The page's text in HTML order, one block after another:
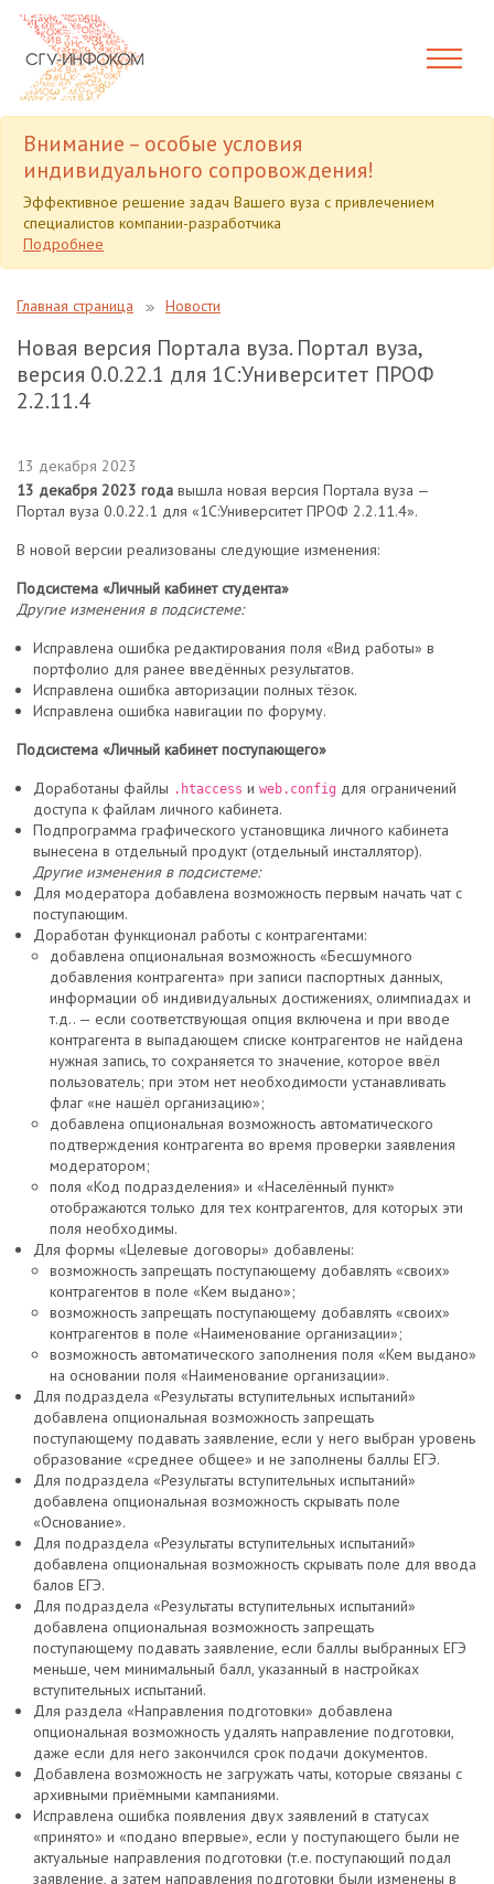
Внимание – особые условия
индивидуального сопровождения!
Эффективное решение задач Вашего вуза с привлечением
специалистов компании-разработчика
Подробнее
Главная страница Новости
Новая версия Портала вуза. Портал вуза,
версия 0.0.22.1 для 1С:Университет ПРОФ
2.2.11.4
13 декабря 2023
13 декабря 2023 года вышла новая версия Портала вуза —
Портал вуза 0.0.22.1 для «1С:Университет ПРОФ 2.2.11.4».
В новой версии реализованы следующие изменения:
Подсистема «Личный кабинет студента»
Другие изменения в подсистеме:
Исправлена ошибка редактирования поля «Вид работы» в
портфолио для ранее введённых результатов.
Исправлена ошибка авторизации полных тёзок.
Исправлена ошибка навигации по форуму.
Подсистема «Личный кабинет поступающего»
Доработаны файлы .htaccess и web.config для ограничений
доступа к файлам личного кабинета.
Подпрограмма графического установщика личного кабинета
вынесена в отдельный продукт (отдельный инсталлятор).
Другие изменения в подсистеме:
Для модератора добавлена возможность первым начать чат с
поступающим.
Доработан функционал работы с контрагентами:
добавлена опциональная возможность «Бесшумного
добавления контрагента» при записи паспортных данных,
информации об индивидуальных достижениях, олимпиадах и
т.д.. — если соответствующая опция включена и при вводе
контрагента в выпадающем списке контрагентов не найдена
нужная запись, то сохраняется то значение, которое ввёл
пользователь; при этом нет необходимости устанавливать
флаг «не нашёл организацию»;
добавлена опциональная возможность автоматического
подтверждения контрагента во время проверки заявления
модератором;
поля «Код подразделения» и «Населённый пункт»
отображаются только для тех контрагентов, для которых эти
поля необходимы.
Для формы «Целевые договоры» добавлены:
возможность запрещать поступающему добавлять «своих»
контрагентов в поле «Кем выдано»;
возможность запрещать поступающему добавлять «своих»
контрагентов в поле «Наименование организации»;
возможность автоматического заполнения поля «Кем выдано»
на основании поля «Наименование организации».
Для подраздела «Результаты вступительных испытаний»
добавлена опциональная возможность запрещать
поступающему подавать заявление, если у него выбран уровень
образование «среднее общее» и не заполнены баллы ЕГЭ.
Для подраздела «Результаты вступительных испытаний»
добавлена опциональная возможность скрывать поле
«Основание».
Для подраздела «Результаты вступительных испытаний»
добавлена опциональная возможность скрывать поле для ввода
балов ЕГЭ.
Для подраздела «Результаты вступительных испытаний»
добавлена опциональная возможность запрещать
поступающему подавать заявление, если баллы выбранных ЕГЭ
меньше, чем минимальный балл, указанный в настройках
вступительных испытаний.
Для раздела «Направления подготовки» добавлена
опциональная возможность удалять направление подготовки,
даже если для него закончился срок подачи документов.
Добавлена возможность не загружать чаты, которые связаны с
архивными приёмными кампаниями.
Исправлена ошибка появления двух заявлений в статусах
«принято» и «подано впервые», если у поступающего были не
актуальные направления подготовки (т.е. поступающий подал
заявление, а затем направления подготовки были изменены в